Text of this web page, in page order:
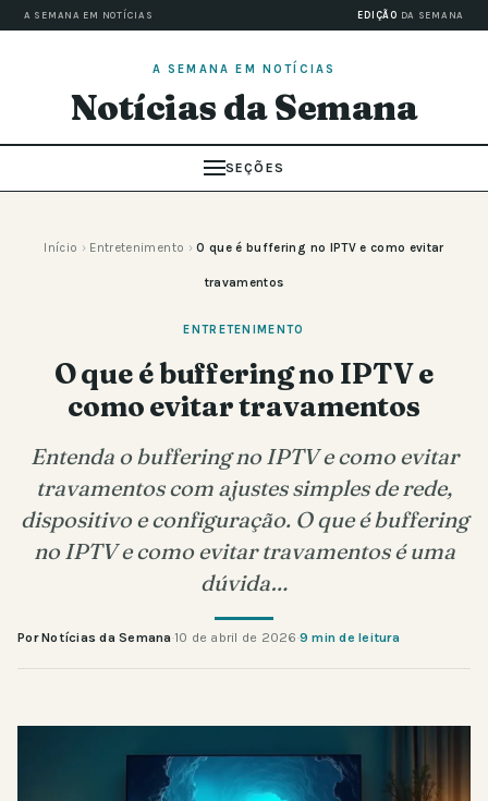
A SEMANA EM NOTÍCIAS EDIÇÃO DA SEMANA
A SEMANA EM NOTÍCIAS
Notícias da Semana
SEÇÕES
Início › Entretenimento › O que é buffering no IPTV e como evitar
travamentos
ENTRETENIMENTO
O que é buffering no IPTV e
como evitar travamentos
Entenda o buffering no IPTV e como evitar
travamentos com ajustes simples de rede,
dispositivo e configuração. O que é buffering
no IPTV e como evitar travamentos é uma
dúvida…
Por Notícias da Semana·10 de abril de 2026·9 min de leitura